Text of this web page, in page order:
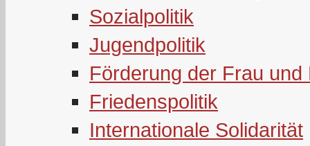
Sozialpolitik
Jugendpolitik
Förderung der Frau und
Friedenspolitik
Internationale Solidarität